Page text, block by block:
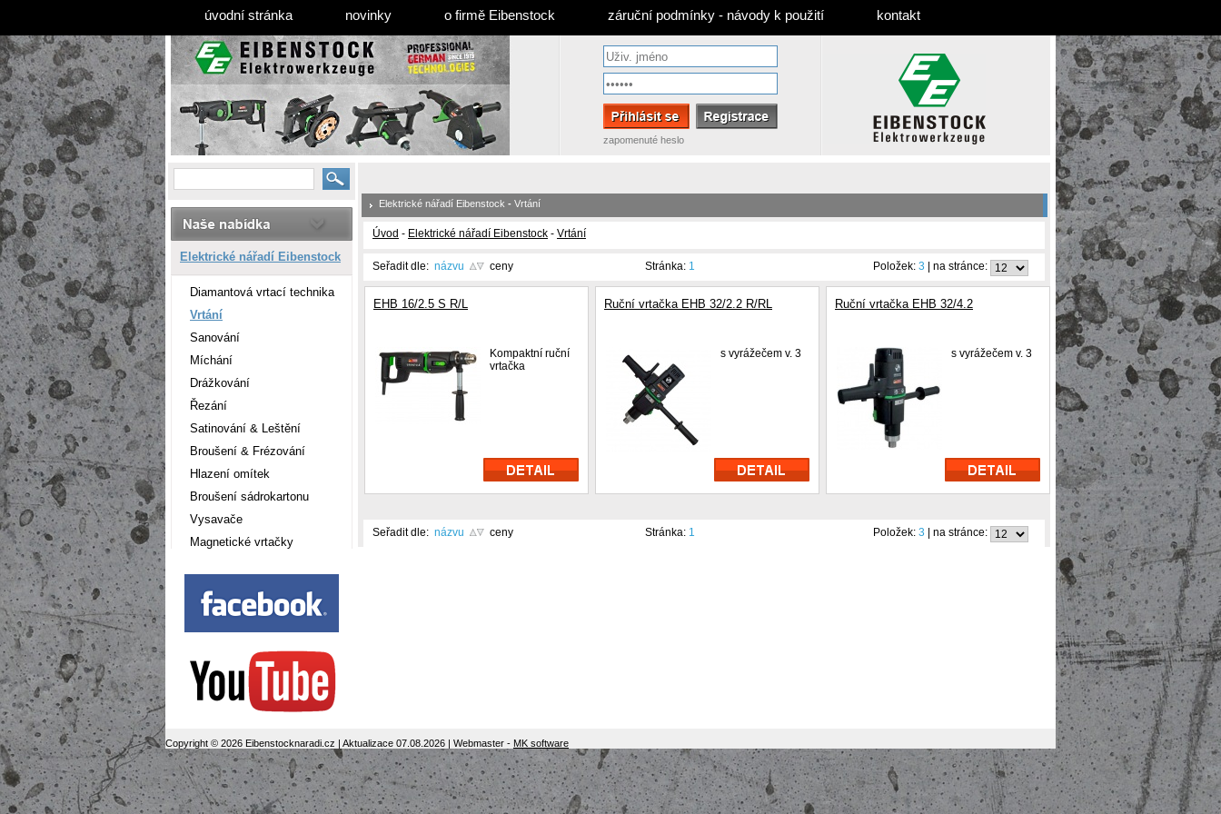
úvodní stránka novinky o firmě Eibenstock záruční podmínky - návody k použití kontakt
zapomenuté heslo
Elektrické nářadí Eibenstock
Diamantová vrtací technika
Vrtání
Sanování
Míchání
Drážkování
Řezání
Satinování & Leštění
Broušení & Frézování
Hlazení omítek
Broušení sádrokartonu
Vysavače
Magnetické vrtačky
Elektrické nářadí Eibenstock - Vrtání
Úvod - Elektrické nářadí Eibenstock - Vrtání
Seřadit dle: názvu ceny Stránka: 1 Položek: 3 | na stránce:
EHB 16/2.5 S R/L
Kompaktní ruční
vrtačka
Ruční vrtačka EHB 32/2.2 R/RL
s vyrážečem v. 3
Ruční vrtačka EHB 32/4.2
s vyrážečem v. 3
Seřadit dle: názvu ceny Stránka: 1 Položek: 3 | na stránce:
Copyright © 2026 Eibenstocknaradi.cz | Aktualizace 07.08.2026 | Webmaster - MK software